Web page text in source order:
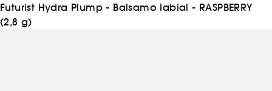
Futurist Hydra Plump - Balsamo labial - RASPBERRY
(2,8 g)